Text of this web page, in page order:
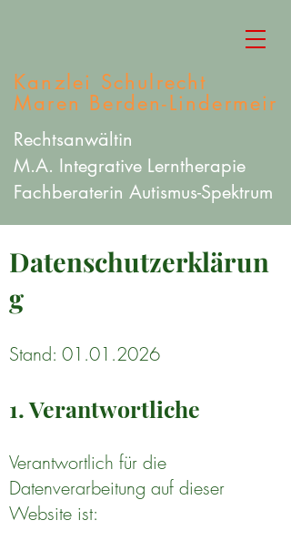
Kanzlei Schulrecht
Maren Berden-Lindermeir
Rechtsanwältin
M.A. Integrative Lerntherapie
Fachberaterin Autismus-Spektrum
Datenschutzerklärun
g
Stand: 01.01.2026
1. Verantwortliche
Verantwortlich für die
Datenverarbeitung auf dieser
Website ist: